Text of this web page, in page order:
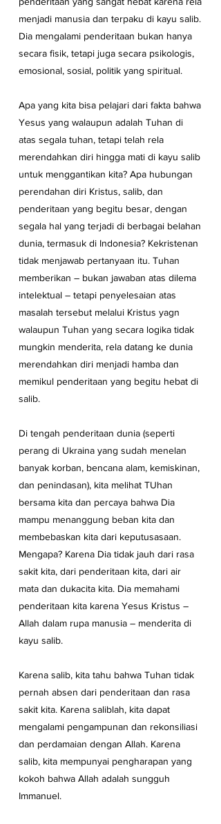
menjadi manusia dan terpaku di kayu salib.
Dia mengalami penderitaan bukan hanya
secara fisik, tetapi juga secara psikologis,
emosional, sosial, politik yang spiritual.
Apa yang kita bisa pelajari dari fakta bahwa
Yesus yang walaupun adalah Tuhan di
atas segala tuhan, tetapi telah rela
merendahkan diri hingga mati di kayu salib
untuk menggantikan kita? Apa hubungan
perendahan diri Kristus, salib, dan
penderitaan yang begitu besar, dengan
segala hal yang terjadi di berbagai belahan
dunia, termasuk di Indonesia? Kekristenan
tidak menjawab pertanyaan itu. Tuhan
memberikan – bukan jawaban atas dilema
intelektual – tetapi penyelesaian atas
masalah tersebut melalui Kristus yagn
walaupun Tuhan yang secara logika tidak
mungkin menderita, rela datang ke dunia
merendahkan diri menjadi hamba dan
memikul penderitaan yang begitu hebat di
salib.
Di tengah penderitaan dunia (seperti
perang di Ukraina yang sudah menelan
banyak korban, bencana alam, kemiskinan,
dan penindasan), kita melihat TUhan
bersama kita dan percaya bahwa Dia
mampu menanggung beban kita dan
membebaskan kita dari keputusasaan.
Mengapa? Karena Dia tidak jauh dari rasa
sakit kita, dari penderitaan kita, dari air
mata dan dukacita kita. Dia memahami
penderitaan kita karena Yesus Kristus –
Allah dalam rupa manusia – menderita di
kayu salib.
Karena salib, kita tahu bahwa Tuhan tidak
pernah absen dari penderitaan dan rasa
sakit kita. Karena saliblah, kita dapat
mengalami pengampunan dan rekonsiliasi
dan perdamaian dengan Allah. Karena
salib, kita mempunyai pengharapan yang
kokoh bahwa Allah adalah sungguh
Immanuel.